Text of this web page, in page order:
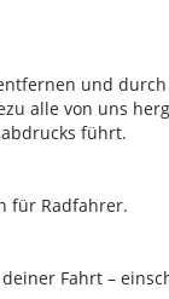
und
alle von uns
führt.
für Radfahrer.
Fahrt –